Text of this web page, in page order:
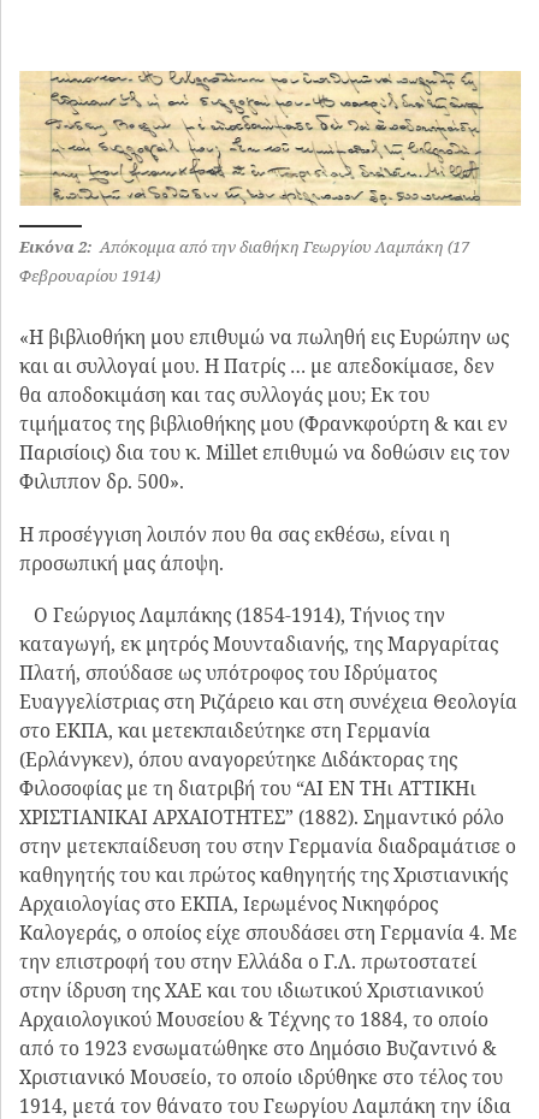
Εικόνα 2: Απόκομμα από την διαθήκη Γεωργίου Λαμπάκη (17
Φεβρουαρίου 1914)
«Η βιβλιοθήκη μου επιθυμώ να πωληθή εις Ευρώπην ως
και αι συλλογαί μου. Η Πατρίς … με απεδοκίμασε, δεν
θα αποδοκιμάση και τας συλλογάς μου; Εκ του
τιμήματος της βιβλιοθήκης μου (Φρανκφούρτη & και εν
Παρισίοις) δια του κ. Millet επιθυμώ να δοθώσιν εις τον
Φιλιππον δρ. 500».
Η προσέγγιση λοιπόν που θα σας εκθέσω, είναι η
προσωπική μας άποψη.
Ο Γεώργιος Λαμπάκης (1854-1914), Τήνιος την
καταγωγή, εκ μητρός Μουνταδιανής, της Μαργαρίτας
Πλατή, σπούδασε ως υπότροφος του Ιδρύματος
Ευαγγελίστριας στη Ριζάρειο και στη συνέχεια Θεολογία
στο ΕΚΠΑ, και μετεκπαιδεύτηκε στη Γερμανία
(Ερλάνγκεν), όπου αναγορεύτηκε Διδάκτορας της
Φιλοσοφίας με τη διατριβή του “ΑΙ ΕΝ Τῌ ΑΤΤΙΚῌ
ΧΡΙΣΤΙΑΝΙΚΑΙ ΑΡΧΑΙΟΤΗΤΕΣ” (1882). Σημαντικό ρόλο
στην μετεκπαίδευση του στην Γερμανία διαδραμάτισε ο
καθηγητής του και πρώτος καθηγητής της Χριστιανικής
Αρχαιολογίας στο ΕΚΠΑ, Ιερωμένος Νικηφόρος
Καλογεράς, ο οποίος είχε σπουδάσει στη Γερμανία 4. Με
την επιστροφή του στην Ελλάδα ο Γ.Λ. πρωτοστατεί
στην ίδρυση της ΧΑΕ και του ιδιωτικού Χριστιανικού
Αρχαιολογικού Μουσείου & Τέχνης το 1884, το οποίο
από το 1923 ενσωματώθηκε στο Δημόσιο Βυζαντινό &
Χριστιανικό Μουσείο, το οποίο ιδρύθηκε στο τέλος του
1914, μετά τον θάνατο του Γεωργίου Λαμπάκη την ίδια